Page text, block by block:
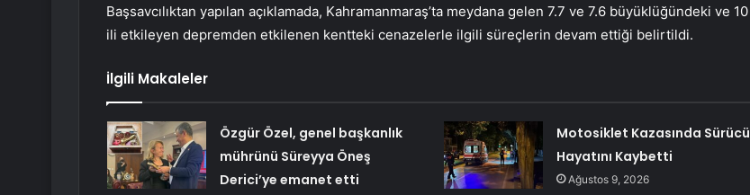
Başsavcılıktan yapılan açıklamada, Kahramanmaraş’ta meydana gelen 7.7 ve 7.6 büyüklüğündeki ve 10
ili etkileyen depremden etkilenen kentteki cenazelerle ilgili süreçlerin devam ettiği belirtildi.
İlgili Makaleler
Özgür Özel, genel başkanlık
mührünü Süreyya Öneş
Derici’ye emanet etti
Motosiklet Kazasında Sürücü
Hayatını Kaybetti
Ağustos 9, 2026